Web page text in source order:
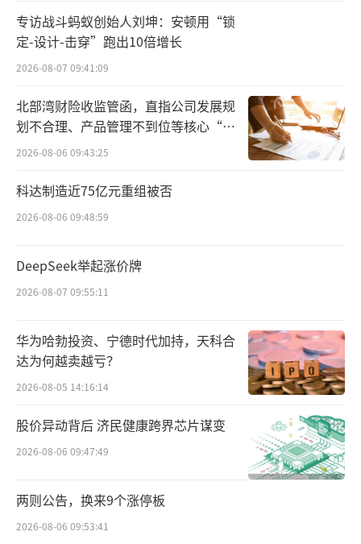
二是可疑交易监测体系不完善，管控措施
落实不到位，风险识别能力不足；
三是对信用卡代还款行为缺乏有效监测与
约束，放任违规资金流转隐患；
四是信用卡额度调整流程把关不严，部分
额度审批调整行为不审慎，埋下授信风险隐
梳理2026年至今金融监管罚单来看，不单
单是民生银行，多家银行信用卡中心因各种问
制度不健全、资产风险分类失真；额度审批、
授信调整不审慎，过度授信、违规授信问题等
等。
5月，广州银行信用卡中心因信息科技管理
不到位被国家金融监督管理总局广东监管局罚
款40万元。
3月23日，国家金融监督管理总局上海监管
专访战斗蚂蚁创始人刘坤：安顿用“锁
定-设计-击穿”跑出10倍增长
2026-08-07 09:41:09
北部湾财险收监管函，直指公司发展规
划不合理、产品管理不到位等核心“痛
点”
2026-08-06 09:43:25
科达制造近75亿元重组被否
2026-08-06 09:48:59
DeepSeek举起涨价牌
2026-08-07 09:55:11
华为哈勃投资、宁德时代加持，天科合
达为何越卖越亏？
2026-08-05 14:16:14
股价异动背后 济民健康跨界芯片谋变
2026-08-06 09:47:49
两则公告，换来9个涨停板
2026-08-06 09:53:41